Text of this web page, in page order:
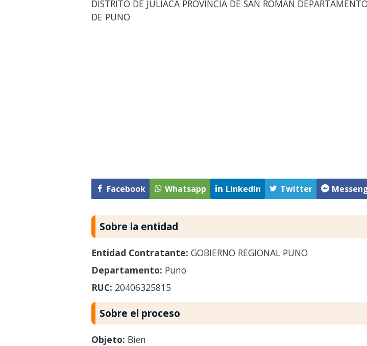
DISTRITO DE JULIACA PROVINCIA DE SAN ROMAN
DE PUNO
Facebook Whatsapp LinkedIn Twitter
Sobre la entidad
Entidad Contratante: GOBIERNO REGIONAL PUNO
Departamento: Puno
RUC: 20406325815
Sobre el proceso
Objeto: Bien